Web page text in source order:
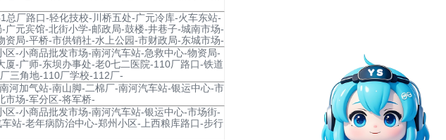
总厂路口-轻化技校-川桥五处-广元冷库-火车东站-
广元宾馆-北街小学-邮政局-鼓楼-井巷子-城南市场-
资局-平桥-市供销社-水上公园-市财政局-东城市场-
区-小商品批发市场-南河汽车站-急救中心-物资局-
厦-广师-东坝办事处-老0七二医院-110厂路口-铁道
三角地-110厂学校-112厂-
河加气站-南山脚-二棉厂-南河汽车站-银运中心-市
市场-军分区-将军桥-
区-小商品批发市场-南河汽车站-银运中心-市场街-
站-老年病防治中心-郑州小区-上西粮库路口-步行